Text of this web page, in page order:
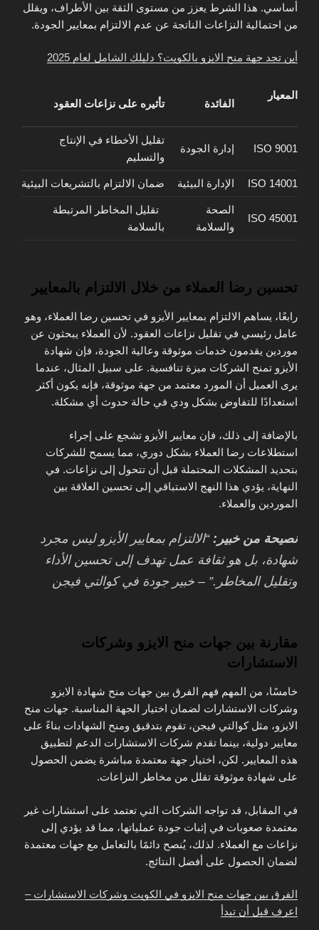
أساسي. هذا الشرط يعزز من مستوى الثقة بين الأطراف، ويقلل
من احتمالية النزاعات الناتجة عن عدم الالتزام بمعايير الجودة.
أين تجد جهة منح الايزو بالكويت؟ دليلك الشامل لعام 2025
المعيار
الفائدة تأثيره على نزاعات العقود
ISO 9001 إدارة الجودة
تقليل الأخطاء في الإنتاج
والتسليم
ISO 14001 الإدارة البيئية ضمان الالتزام بالتشريعات البيئية
ISO 45001
الصحة
والسلامة
تقليل المخاطر المرتبطة
بالسلامة
تحسين رضا العملاء من خلال الالتزام بالمعايير
رابعًا، يساهم الالتزام بمعايير الأيزو في تحسين رضا العملاء، وهو
عامل رئيسي في تقليل نزاعات العقود. لأن العملاء يبحثون عن
موردين يقدمون خدمات موثوقة وعالية الجودة، فإن شهادة
الأيزو تمنح الشركات ميزة تنافسية. على سبيل المثال، عندما
يرى العميل أن المورد معتمد من جهة موثوقة، فإنه يكون أكثر
استعدادًا للتفاوض بشكل ودي في حالة حدوث أي مشكلة.
بالإضافة إلى ذلك، فإن معايير الأيزو تشجع على إجراء
استطلاعات رضا العملاء بشكل دوري، مما يسمح للشركات
بتحديد المشكلات المحتملة قبل أن تتحول إلى نزاعات. في
النهاية، يؤدي هذا النهج الاستباقي إلى تحسين العلاقة بين
الموردين والعملاء.
نصيحة من خبير: “الالتزام بمعايير الأيزو ليس مجرد
شهادة، بل هو ثقافة عمل تهدف إلى تحسين الأداء
وتقليل المخاطر.” – خبير جودة في كوالتي فيجن
مقارنة بين جهات منح الايزو وشركات
الاستشارات
خامسًا، من المهم فهم الفرق بين جهات منح شهادة الايزو
وشركات الاستشارات لضمان اختيار الجهة المناسبة. جهات منح
الايزو، مثل كوالتي فيجن، تقوم بتدقيق ومنح الشهادات بناءً على
معايير دولية، بينما تقدم شركات الاستشارات الدعم لتطبيق
هذه المعايير. لكن، اختيار جهة معتمدة مباشرة يضمن الحصول
على شهادة موثوقة تقلل من مخاطر النزاعات.
في المقابل، قد تواجه الشركات التي تعتمد على استشارات غير
معتمدة صعوبات في إثبات جودة عملياتها، مما قد يؤدي إلى
نزاعات مع العملاء. لذلك، يُنصح دائمًا بالتعامل مع جهات معتمدة
لضمان الحصول على أفضل النتائج.
الفرق بين جهات منح الايزو في الكويت وشركات الاستشارات –
اعرف قبل أن تبدأ